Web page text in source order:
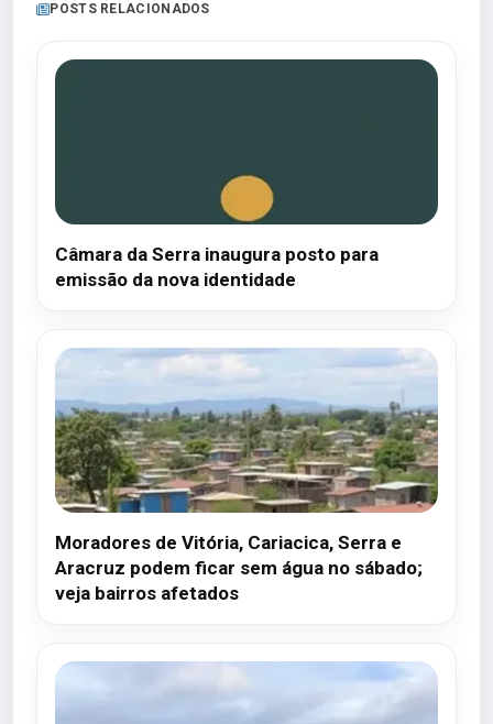
POSTS RELACIONADOS
Câmara da Serra inaugura posto para
emissão da nova identidade
Moradores de Vitória, Cariacica, Serra e
Aracruz podem ficar sem água no sábado;
veja bairros afetados